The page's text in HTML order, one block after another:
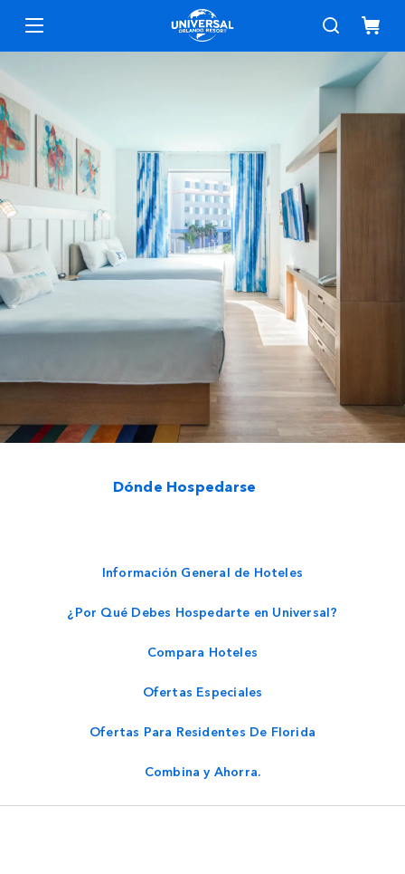
Dónde Hospedarse
Información General de Hoteles
¿Por Qué Debes Hospedarte en Universal?
Compara Hoteles
Ofertas Especiales
Ofertas Para Residentes De Florida
Combina y Ahorra.
Menú